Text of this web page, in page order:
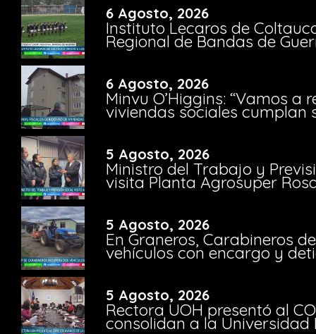
6 Agosto, 2026
Instituto Lecaros de
Regional de Bandas de
6 Agosto, 2026
Minvu O’Higgins: “Vamos a
viviendas sociales cumplan
5 Agosto, 2026
Ministro del Trabajo y
visita Planta Agrosuper
5 Agosto, 2026
En Graneros, Carabineros
vehículos con encargo y
5 Agosto, 2026
Rectora UOH presentó al
consolidan a la Universidad